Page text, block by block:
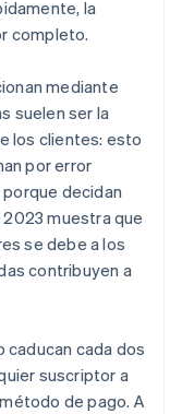
la
completo.
mediante
suelen ser la
los clientes: esto
por error
decidan
muestra que
se debe a los
contribuyen a
caducan cada dos
suscriptor a
de pago. A